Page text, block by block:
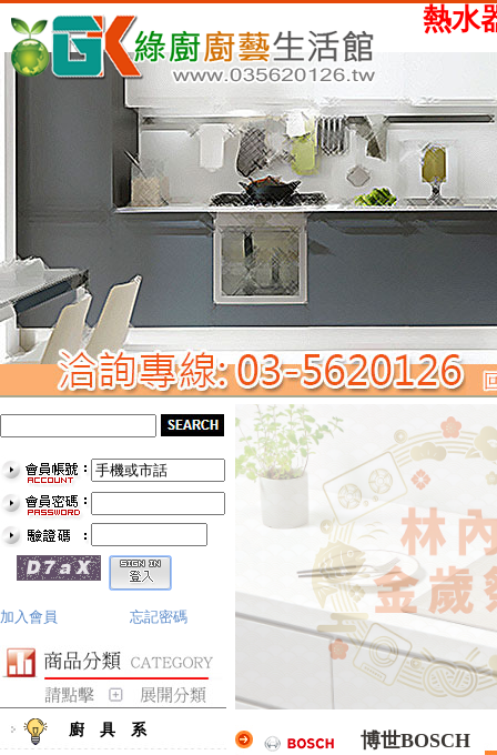
熱水器、瓦斯爐
加入會員 忘記密碼
廚 具 系 博世BOSCH